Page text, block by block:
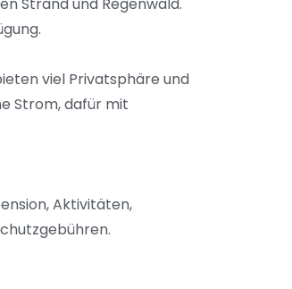
viel Privatsphäre und
Strom, dafür mit
Aktivitäten,